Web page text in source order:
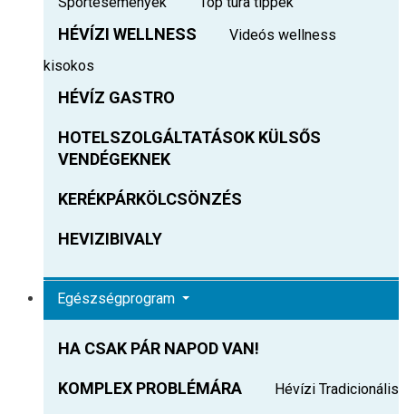
HÉVÍZI WELLNESS
Videós wellness
kisokos
HÉVÍZ GASTRO
HOTELSZOLGÁLTATÁSOK KÜLSŐS
VENDÉGEKNEK
KERÉKPÁRKÖLCSÖNZÉS
HEVIZIBIVALY
Egészségprogram
HA CSAK PÁR NAPOD VAN!
KOMPLEX PROBLÉMÁRA
Hévízi Tradicionális